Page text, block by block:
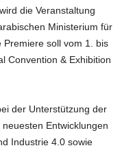
die Veranstaltung
Ministerium für
Premiere soll vom 1. bis
Convention & Exhibition
der Unterstützung der
Entwicklungen
Industrie 4.0 sowie